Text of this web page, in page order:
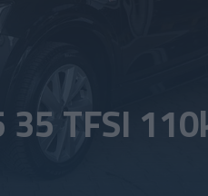
TFSI